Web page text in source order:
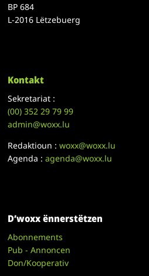
BP 684
L-2016 Lëtzebuerg
Kontakt
Sekretariat :
(00)352 29 79 99
admin@woxx.lu
Redaktioun :woxx@woxx.lu
Agenda :agenda@woxx.lu
D’woxx ënnerstëtzen
Abonnements
Pub - Annoncen
Don/Kooperativ